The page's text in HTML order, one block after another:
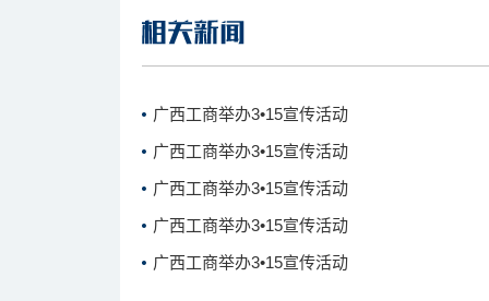
广西工商举办3•15宣传活动
广西工商举办3•15宣传活动
广西工商举办3•15宣传活动
广西工商举办3•15宣传活动
广西工商举办3•15宣传活动